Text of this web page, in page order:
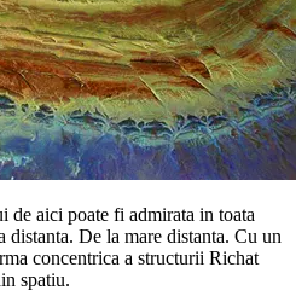
de aici poate fi admirata in toata
distanta. De la mare distanta. Cu un
concentrica a structurii Richat
spatiu.